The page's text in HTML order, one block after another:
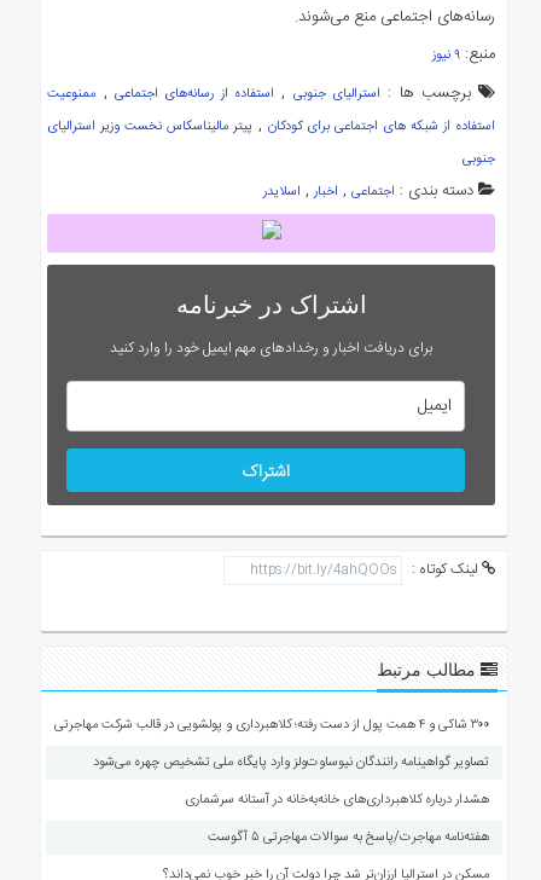
رسانه‌های اجتماعی منع می‌شوند.
منبع: ۹ نیوز
برچسب ها : استرالیای جنوبی , استفاده از رسانه‌های اجتماعی , ممنوعیت
استفاده از شبکه های اجتماعی برای کودکان, پیتر مالیناسکاس نخست وزیر استرالیای
جنوبی
دسته بندی : اجتماعی, اخبار, اسلایدر
اشتراک در خبرنامه
برای دریافت اخبار و رخدادهای مهم ایمیل خود را وارد کنید
اشتراک
لینک کوتاه :
مطالب مرتبط
۳۰۰ شاکی و ۴ همت پول از دست رفته؛ کلاهبرداری و پولشویی در قالب شرکت مهاجرتی
تصاویر گواهینامه رانندگان نیوساوت‌ولز وارد پایگاه ملی تشخیص چهره می‌شود
هشدار درباره کلاهبرداری‌های خانه‌به‌خانه در آستانه سرشماری
هفته‌نامه مهاجرت/پاسخ به سوالات مهاجرتی ۵ آگوست
مسکن در استرالیا ارزان‌تر شد چرا دولت آن را خبر خوب نمی‌داند؟